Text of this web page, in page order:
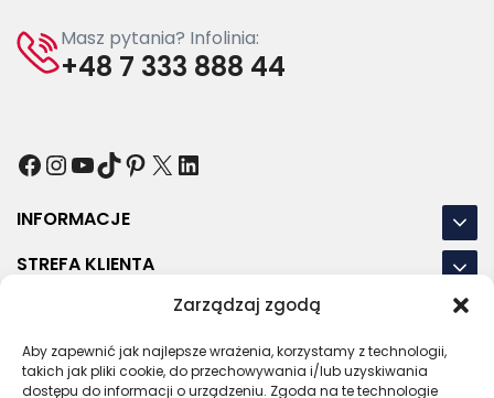
Zarządzaj zgodą
Aby zapewnić jak najlepsze wrażenia, korzystamy z technologii,
takich jak pliki cookie, do przechowywania i/lub uzyskiwania
dostępu do informacji o urządzeniu. Zgoda na te technologie
Masz pytania? Infolinia:
+48 7 333 888 44
Facebook
Instagram
YouTube
TikTok
Pinterest
X LinkedIn
INFORMACJE
STREFA KLIENTA
NASZE LOKALIZACJE
OSTATNIE POSTY